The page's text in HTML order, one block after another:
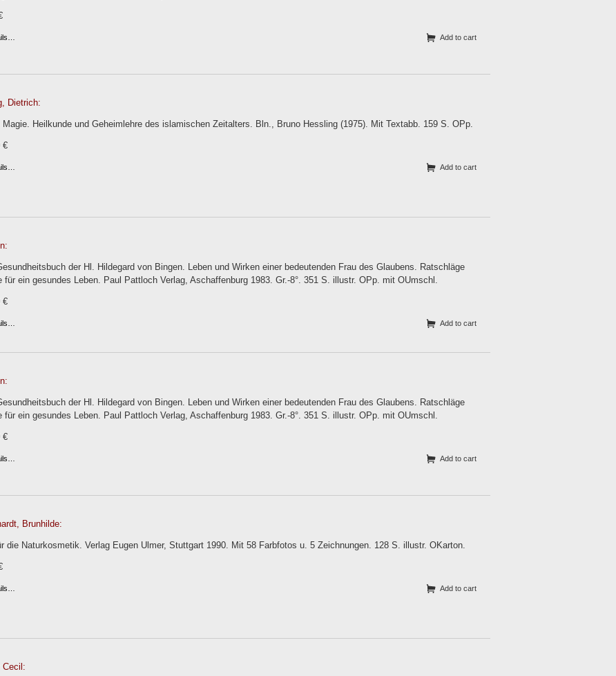
Add to cart
Dietrich:
Magie. Heilkunde und Geheimlehre des islamischen Zeitalters. Bln., Bruno Hessling (1975). Mit Textabb. 159 S. OPp.
€
Add to cart
der Hl. Hildegard von Bingen. Leben und Wirken einer bedeutenden Frau des Glaubens. Ratschläge
für ein gesundes Leben. Paul Pattloch Verlag, Aschaffenburg 1983. Gr.-8°. 351 S. illustr. OPp. mit OUmschl.
€
Add to cart
der Hl. Hildegard von Bingen. Leben und Wirken einer bedeutenden Frau des Glaubens. Ratschläge
für ein gesundes Leben. Paul Pattloch Verlag, Aschaffenburg 1983. Gr.-8°. 351 S. illustr. OPp. mit OUmschl.
€
Add to cart
Brunhilde:
die Naturkosmetik. Verlag Eugen Ulmer, Stuttgart 1990. Mit 58 Farbfotos u. 5 Zeichnungen. 128 S. illustr. OKarton.
Add to cart
Cecil: